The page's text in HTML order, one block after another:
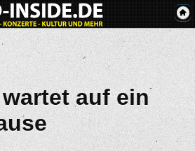
auf ein